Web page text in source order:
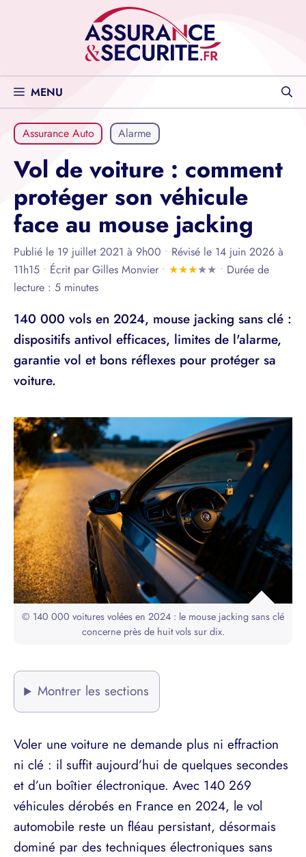
MENU
Assurance Auto Alarme
Vol de voiture : comment
protéger son véhicule
face au mouse jacking
Publié le 19 juillet 2021 à 9h00 • Révisé le 14 juin 2026 à
11h15 • Écrit par Gilles Monvier • ★★★★★ • Durée de
lecture : 5 minutes
140 000 vols en 2024, mouse jacking sans clé :
dispositifs antivol efficaces, limites de l'alarme,
garantie vol et bons réflexes pour protéger sa
voiture.
© 140 000 voitures volées en 2024 : le mouse jacking sans clé
concerne près de huit vols sur dix.
Montrer les sections
Voler une voiture ne demande plus ni effraction
ni clé : il suffit aujourd’hui de quelques secondes
et d’un boîtier électronique. Avec 140 269
véhicules dérobés en France en 2024, le vol
automobile reste un fléau persistant, désormais
dominé par des techniques électroniques sans